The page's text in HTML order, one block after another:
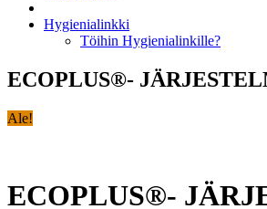
Hygienialinkki
Töihin Hygienialinkille?
ECOPLUS®-
Ale!
ECOPLUS®-